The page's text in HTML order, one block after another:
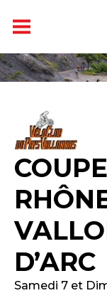
D’ARC
Samedi 7 et